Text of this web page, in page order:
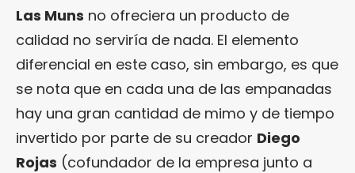
Las Muns no ofreciera un producto de
calidad no serviría de nada. El elemento
diferencial en este caso, sin embargo, es que
se nota que en cada una de las empanadas
hay una gran cantidad de mimo y de tiempo
invertido por parte de su creador Diego
Rojas (cofundador de la empresa junto a